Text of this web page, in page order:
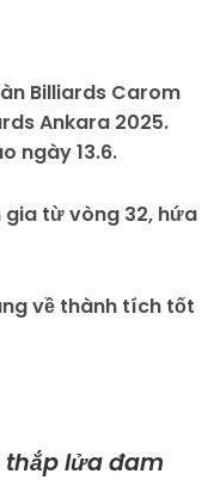
Billiards Carom
Ankara 2025.
ngày 13.6.
gia từ vòng 32, hứa
về thành tích tốt
thắp lửa đam